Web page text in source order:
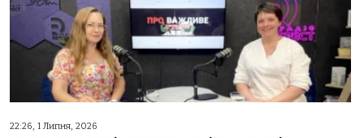
22:26, 1 Липня, 2026